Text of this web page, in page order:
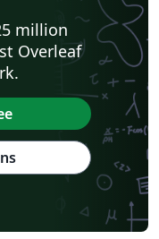
million
Overleaf